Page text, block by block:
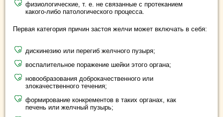
физиологические, т. е. не связанные с протеканием
какого-либо патологического процесса.
Первая категория причин застоя желчи может включать в себя:
дискинезию или перегиб желчного пузыря;
воспалительное поражение шейки этого органа;
новообразования доброкачественного или
злокачественного течения;
формирование конкрементов в таких органах, как
печень или желчный пузырь;